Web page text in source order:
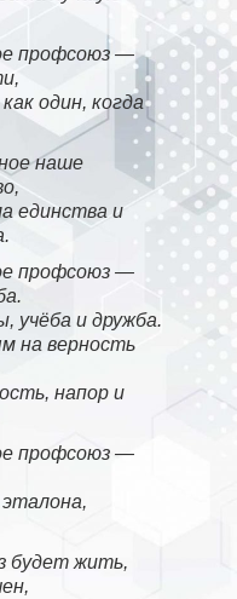
один, когда
единства и
учёба и дружба.
на верность
напор и